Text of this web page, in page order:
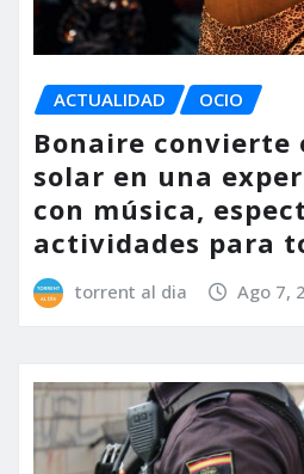
ACTUALIDAD OCIO
Bonaire convierte
solar en una
con música,
actividades para
torrent al dia Ago 7,